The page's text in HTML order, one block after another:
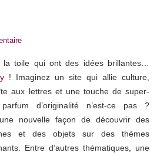
toile qui ont des idées brillantes…
! Imaginez un site qui allie culture,
aux lettres et une touche de super-
d’originalité n’est-ce pas ?
une nouvelle façon de découvrir des
et des objets sur des thèmes
Entre d’autres thématiques, une